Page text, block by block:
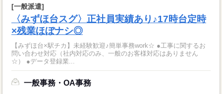
[一般派遣]
〈みずほ台スグ〉正社員実績あり♪17時台定時
×残業ほぼナシ◎
【みずほ台×駅チカ】未経験歓迎♪簡単事務work☆ ●工事に関するお
問い合わせ対応（社内対応のみ、一般のお客様対応はありません
☆） ●データ登録業...
一般事務・OA事務